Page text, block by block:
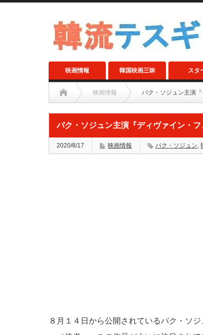
映画情報 韓国映画三昧 スタ
映画情報 パク・ソジュン主演
パク・ソジュン主演『ディヴァイン・
2020/8/17 映画情報 パク・ソジュン,
８月１４日から公開されているパク・ソ